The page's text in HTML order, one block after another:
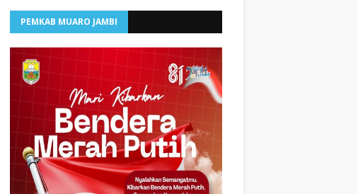
PEMKAB MUARO JAMBI